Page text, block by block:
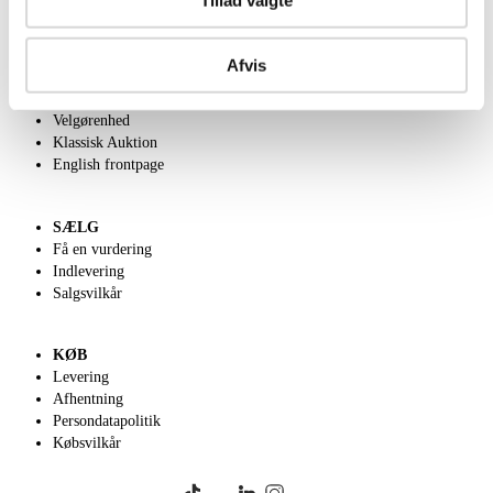
Afvis
Kontakt os
Velgørenhed
Klassisk Auktion
English frontpage
SÆLG
Få en vurdering
Indlevering
Salgsvilkår
KØB
Levering
Afhentning
Persondatapolitik
Købsvilkår